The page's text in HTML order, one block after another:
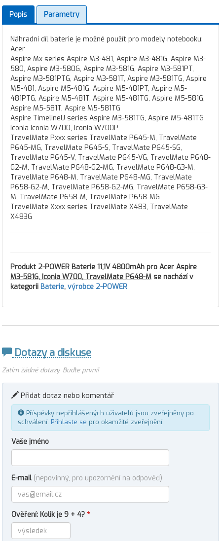
Popis Parametry
Náhradní díl baterie je možné použít pro modely notebooku:
Acer
Aspire Mx series Aspire M3-481, Aspire M3-481G, Aspire M3-
580, Aspire M3-580G, Aspire M3-581G, Aspire M3-581PT,
Aspire M3-581PTG, Aspire M3-581T, Aspire M3-581TG, Aspire
M5-481, Aspire M5-481G, Aspire M5-481PT, Aspire M5-
481PTG, Aspire M5-481T, Aspire M5-481TG, Aspire M5-581G,
Aspire M5-581T, Aspire M5-581TG
Aspire TimelineU series Aspire M3-581TG, Aspire M5-481TG
Iconia Iconia W700, Iconia W700P
TravelMate Pxxx series TravelMate P645-M, TravelMate
P645-MG, TravelMate P645-S, TravelMate P645-SG,
TravelMate P645-V, TravelMate P645-VG, TravelMate P648-
G2-M, TravelMate P648-G2-MG, TravelMate P648-G3-M,
TravelMate P648-M, TravelMate P648-MG, TravelMate
P658-G2-M, TravelMate P658-G2-MG, TravelMate P658-G3-
M, TravelMate P658-M, TravelMate P658-MG
TravelMate Xxxx series TravelMate X483, TravelMate
X483G
Produkt 2-POWER Baterie 11,1V 4800mAh pro Acer Aspire
M3-581G, Iconia W700, TravelMate P648-M se nachází v
kategorii Baterie, výrobce 2-POWER
Dotazy a diskuse
Zatím žádné dotazy. Buďte první!
Přidat dotaz nebo komentář
Příspěvky nepřihlášených uživatelů jsou zveřejněny po
schválení. Přihlaste se pro okamžité zveřejnění.
Vaše jméno
E-mail (nepovinný, pro upozornění na odpověď)
Ověření: Kolik je 9 + 4? *